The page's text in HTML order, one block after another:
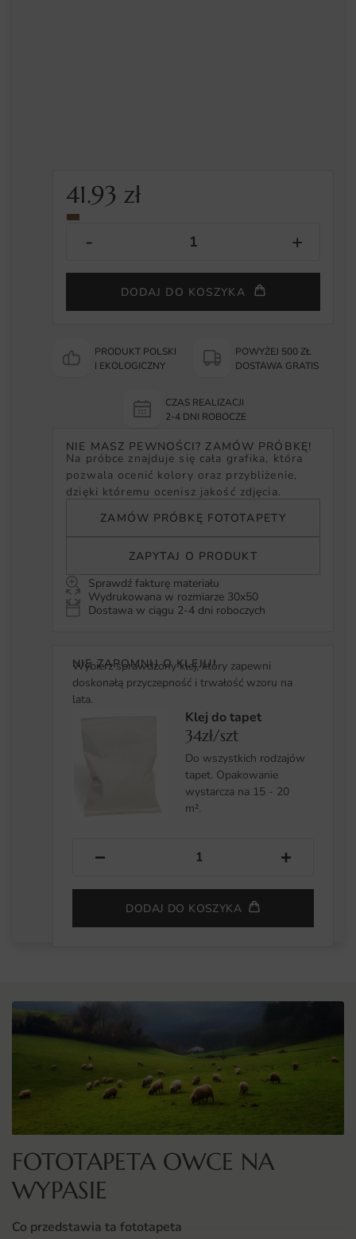
41.93zł
DODAJ DO KOSZYKA
PRODUKT POLSKI
I EKOLOGICZNY
POWYŻEJ 500 ZŁ
DOSTAWA GRATIS
CZAS REALIZACJI
2-4 DNI ROBOCZE
NIE MASZ PEWNOŚCI? ZAMÓW PRÓBKĘ!
Na próbce znajduje się cała grafika, która
pozwala ocenić kolory oraz przybliżenie,
dzięki któremu ocenisz jakość zdjęcia.
ZAMÓW PRÓBKĘ FOTOTAPETY
ZAPYTAJ O PRODUKT
Sprawdź fakturę materiału
Wydrukowana w rozmiarze 30x50
Dostawa w ciągu 2-4 dni roboczych
NIE ZAPOMNIJ O KLEJU!
Wybierz sprawdzony klej, który zapewni
doskonałą przyczepność i trwałość wzoru na
lata.
Klej do tapet
34zł/szt
Do wszystkich rodzajów
tapet. Opakowanie
wystarcza na 15 - 20
m².
− +
DODAJ DO KOSZYKA
FOTOTAPETA OWCE NA
WYPASIE
Co przedstawia ta fototapeta